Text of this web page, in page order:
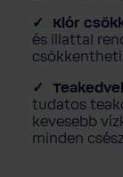
Klór
és illattal
tudatos
kevesebb
minden